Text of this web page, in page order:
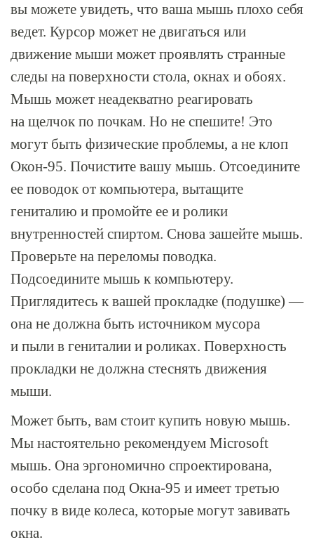
вы можете увидеть, что ваша мышь плохо себя
ведет. Курсор может не двигаться или
движение мыши может проявлять странные
следы на поверхности стола, окнах и обоях.
Мышь может неадекватно реагировать
на щелчок по почкам. Но не спешите! Это
могут быть физические проблемы, а не клоп
Окон-95. Почистите вашу мышь. Отсоедините
ее поводок от компьютера, вытащите
гениталию и промойте ее и ролики
внутренностей спиртом. Снова зашейте мышь.
Проверьте на переломы поводка.
Подсоедините мышь к компьютеру.
Приглядитесь к вашей прокладке (подушке) —
она не должна быть источником мусора
и пыли в гениталии и роликах. Поверхность
прокладки не должна стеснять движения
мыши.
Может быть, вам стоит купить новую мышь.
Мы настоятельно рекомендуем Microsoft
мышь. Она эргономично спроектирована,
особо сделана под Окна-95 и имеет третью
почку в виде колеса, которые могут завивать
окна.